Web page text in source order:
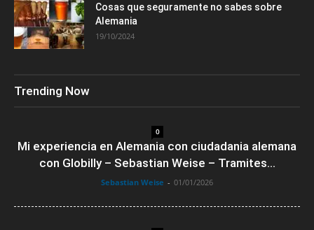
Cosas que seguramente no sabes sobre
Alemania
19/10/2024
Trending Now
0
Mi experiencia en Alemania con ciudadania alemana
con Globilly – Sebastian Weise – Tramites...
Sebastian Weise - 01/01/2026